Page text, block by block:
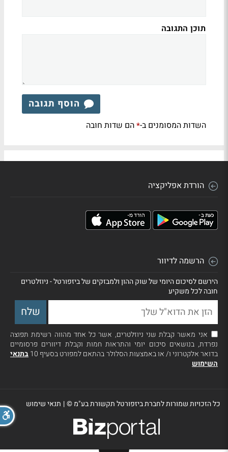
תוכן התגובה
הוסף תגובה
השדות המסומנים ב-*הם שדות חובה
הורדת אפליקציה
הרשמה לדיוור
הירשם לסיכום היומי של שוק ההון ולמבזקים של ביזפורטל - ניוזלטרים
חובה לכל משקיע
אני מאשר קבלת שני ניוזלטרים, אשר כל אחד מהווה רשימת תפוצה
נפרדת, בנושאים סיכום יומי והתראות חמות וקבלת דיוורים פרסומיים
בדואר אלקטרוני ו/ או באמצעות הסלולר בהתאם למפורט בסעיף 10
בתנאי
השימוש
כל הזכויות שמורות לחברת ביזפורטל תקשורת בע"מ ©| תנאי שימוש